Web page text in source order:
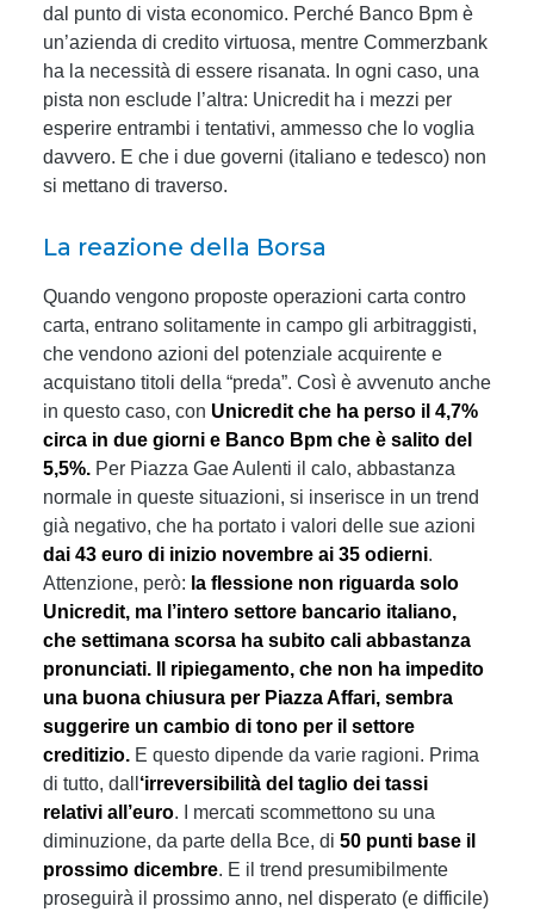
dal punto di vista economico. Perché Banco Bpm è
un’azienda di credito virtuosa, mentre Commerzbank
ha la necessità di essere risanata. In ogni caso, una
pista non esclude l’altra: Unicredit ha i mezzi per
esperire entrambi i tentativi, ammesso che lo voglia
davvero. E che i due governi (italiano e tedesco) non
si mettano di traverso.
La reazione della Borsa
Quando vengono proposte operazioni carta contro
carta, entrano solitamente in campo gli arbitraggisti,
che vendono azioni del potenziale acquirente e
acquistano titoli della “preda”. Così è avvenuto anche
in questo caso, con Unicredit che ha perso il 4,7%
circa in due giorni e Banco Bpm che è salito del
5,5%. Per Piazza Gae Aulenti il calo, abbastanza
normale in queste situazioni, si inserisce in un trend
già negativo, che ha portato i valori delle sue azioni
dai 43 euro di inizio novembre ai 35 odierni.
Attenzione, però: la flessione non riguarda solo
Unicredit, ma l’intero settore bancario italiano,
che settimana scorsa ha subito cali abbastanza
pronunciati. Il ripiegamento, che non ha impedito
una buona chiusura per Piazza Affari, sembra
suggerire un cambio di tono per il settore
creditizio. E questo dipende da varie ragioni. Prima
di tutto, dall ‘irreversibilità del taglio dei tassi
relativi all’euro. I mercati scommettono su una
diminuzione, da parte della Bce, di 50 punti base il
prossimo dicembre. E il trend presumibilmente
proseguirà il prossimo anno, nel disperato (e difficile)